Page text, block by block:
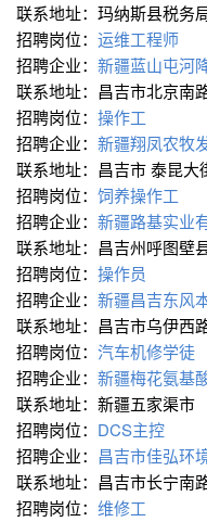
联系地址：玛纳斯县税务
招聘岗位： 运维工程师
招聘企业： 新疆蓝山屯河
联系地址：昌吉市北京南
招聘岗位： 操作工
招聘企业： 新疆翔凤农牧
联系地址：昌吉市 泰昆大
招聘岗位： 饲养操作工
招聘企业： 新疆路基实业
联系地址：昌吉州呼图壁
招聘岗位： 操作员
招聘企业： 新疆昌吉东风
联系地址：昌吉市乌伊西
招聘岗位： 汽车机修学徒
招聘企业： 新疆梅花氨基
联系地址：新疆五家渠市
招聘岗位： DCS主控
招聘企业： 昌吉市佳弘环
联系地址：昌吉市长宁南
招聘岗位： 维修工